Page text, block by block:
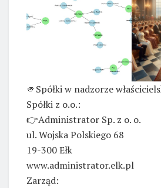
🫵Spółki w nadzorze
Spółki z o.o.:
👉Administrator Sp. z o. o.
ul. Wojska Polskiego 68
19-300 Ełk
www.administrator.elk.pl
Zarząd: